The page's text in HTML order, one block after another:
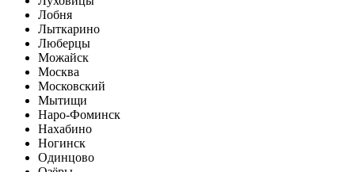
Лобня
Лыткарино
Люберцы
Можайск
Москва
Московский
Мытищи
Наро-Фоминск
Нахабино
Ногинск
Одинцово